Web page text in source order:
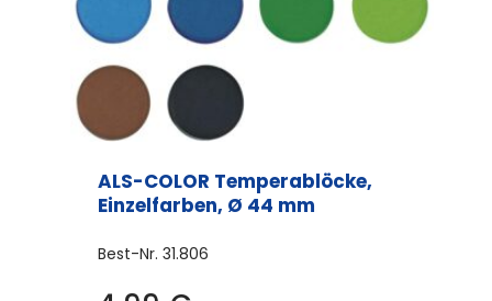
ALS-COLOR Temperablöcke,
Einzelfarben, Ø 44 mm
Best-Nr. 31.806